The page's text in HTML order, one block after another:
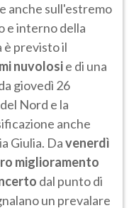
anche sull'estremo
e interno della
è previsto il
nuvolosie di una
giovedì 26
Nord e la
anche
Giulia. Davenerdì
miglioramento
dal punto di
un prevalare